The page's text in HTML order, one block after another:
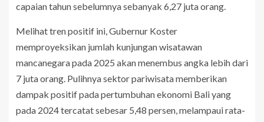
capaian tahun sebelumnya sebanyak 6,27 juta orang.
Melihat tren positif ini, Gubernur Koster
memproyeksikan jumlah kunjungan wisatawan
mancanegara pada 2025 akan menembus angka lebih dari
7 juta orang. Pulihnya sektor pariwisata memberikan
dampak positif pada pertumbuhan ekonomi Bali yang
pada 2024 tercatat sebesar 5,48 persen, melampaui rata-